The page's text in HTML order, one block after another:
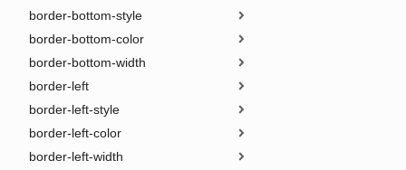
border-bottom-style
border-bottom-color
border-bottom-width
border-left
border-left-style
border-left-color
border-left-width